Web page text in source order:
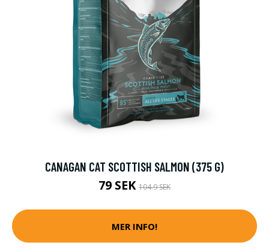
CANAGAN CAT SCOTTISH SALMON (375 G)
79 SEK 104.9 SEK
MER INFO!